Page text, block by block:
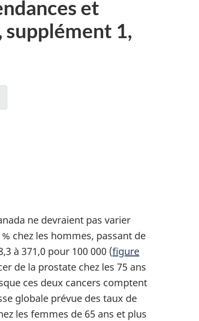
et
1,
ne devraient pas varier
chez les hommes, passant de
à 371,0 pour 100 000 (figure
de la prostate chez les 75 ans
ces deux cancers comptent
globale prévue des taux de
les femmes de 65 ans et plus